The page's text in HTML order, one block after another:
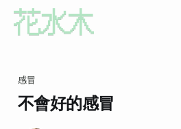
感冒
不會好的感冒